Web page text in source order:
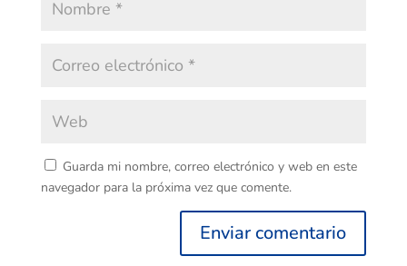
Guarda mi nombre, correo electrónico y web en este
navegador para la próxima vez que comente.